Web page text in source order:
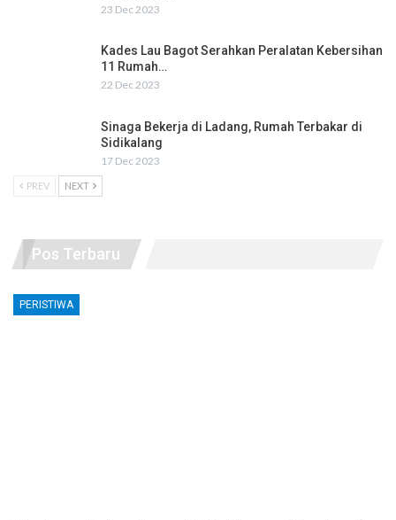
23 Dec 2023
Kades Lau Bagot Serahkan Peralatan Kebersihan
11 Rumah…
22 Dec 2023
Sinaga Bekerja di Ladang, Rumah Terbakar di
Sidikalang
17 Dec 2023
PREV NEXT
Pos Terbaru
PERISTIWA